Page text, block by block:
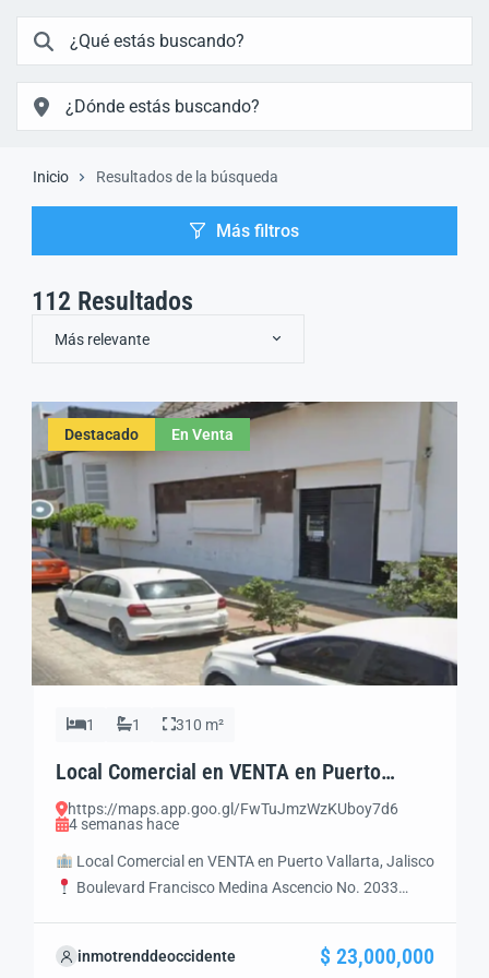
Inicio Resultados de la búsqueda
Más filtros
112 Resultados
Más relevante
Destacado En Venta
1 1 310 m²
Local Comercial en VENTA en Puerto
Vallarta | Excelente Ubicación Comercial
https://maps.app.goo.gl/FwTuJmzWzKUboy7d6
4 semanas hace
Local Comercial en VENTA en Puerto Vallarta, Jalisco
Boulevard Francisco Medina Ascencio No. 2033
independientes
Excelente frente comercial
inmotrenddeoccidente $ 23,000,000